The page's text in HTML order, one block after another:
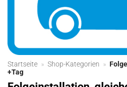
Startseite » Shop-Kategorien »
+Tag